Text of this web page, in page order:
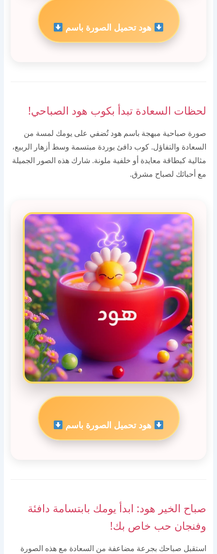
هود تحميل الصورة باسم
لحظات السعادة تبدأ بكوب هود الصباحي!
صورة صباحية مبهجة باسم هود تُضفي على يومك لمسة من
السعادة والتفاؤل. كوب دافئ بوردة مبتسمة وسط أزهار الربيع،
مثالية كبطاقة معايدة أو خلفية ملونة. شارك هذه الصور الجميلة
مع أحبائك لصباح مشرق.
هود تحميل الصورة باسم
صباح الخير هود: ابدأ يومك بابتسامة دافئة
وفنجان حب خاص بك!
استقبل صباحك بجرعة مضاعفة من السعادة مع هذه الصورة